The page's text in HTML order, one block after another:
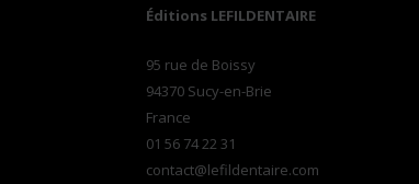
Éditions LEFILDENTAIRE
95 rue de Boissy
94370 Sucy-en-Brie
France
01 56 74 22 31
contact@lefildentaire.com